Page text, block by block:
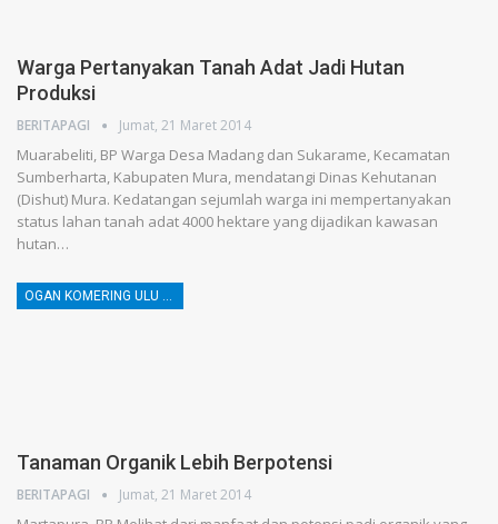
Warga Pertanyakan Tanah Adat Jadi Hutan
Produksi
BERITAPAGI Jumat, 21 Maret 2014
Muarabeliti, BP Warga Desa Madang dan Sukarame, Kecamatan
Sumberharta, Kabupaten Mura, mendatangi Dinas Kehutanan
(Dishut) Mura. Kedatangan sejumlah warga ini mempertanyakan
status lahan tanah adat 4000 hektare yang dijadikan kawasan
hutan…
Tanaman Organik Lebih Berpotensi
BERITAPAGI Jumat, 21 Maret 2014